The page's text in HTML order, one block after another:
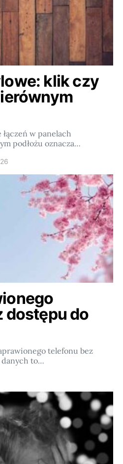
klik czy
w panelach
podłożu oznacza…
dostępu do
telefonu bez
to…